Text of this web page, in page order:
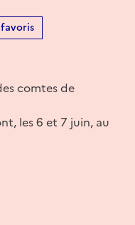
comtes de
les 6 et 7 juin, au